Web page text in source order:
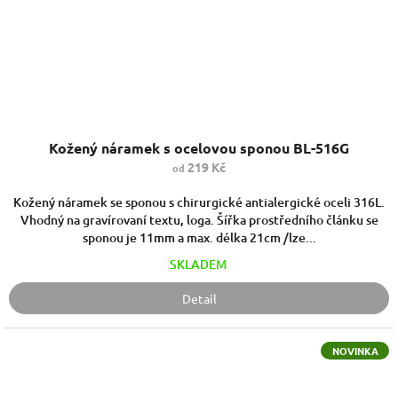
Kožený náramek s ocelovou sponou BL-516G
od 219 Kč
Kožený náramek se sponou s chirurgické antialergické oceli 316L.
Vhodný na gravírovaní textu, loga. Šířka prostředního článku se
sponou je 11mm a max. délka 21cm /lze...
SKLADEM
Detail
NOVINKA